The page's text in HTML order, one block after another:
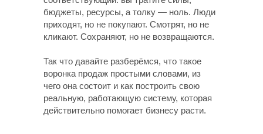
бюджеты, ресурсы, а толку — ноль. Люди
приходят, но не покупают. Смотрят, но не
кликают. Сохраняют, но не возвращаются.
Так что давайте разберёмся, что такое
воронка продаж простыми словами, из
чего она состоит и как построить свою
реальную, работающую систему, которая
действительно помогает бизнесу расти.